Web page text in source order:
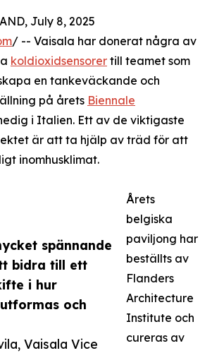
spännande
bidra till ett
i hur
och
Vaisala Vice
July 8, 2025
/ -- Vaisala har donerat några av
koldioxidsensorer till teamet som
en tankeväckande och
på årets Biennale
i Italien. Ett av de viktigaste
är att ta hjälp av träd för att
inomhusklimat.
Årets
belgiska
paviljong har
beställts av
Flanders
Architecture
Institute och
cureras av